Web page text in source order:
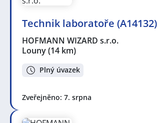
Technik laboratoře (A14132)
HOFMANN WIZARD s.r.o.
Louny(14 km)
Plný úvazek
Zveřejněno: 7. srpna